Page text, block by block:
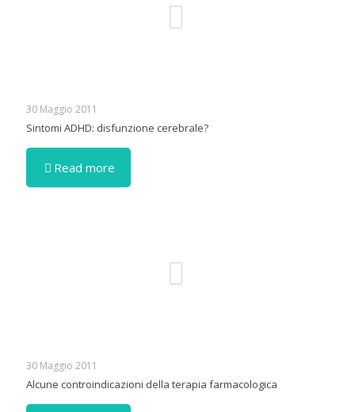
30 Maggio 2011
Sintomi ADHD: disfunzione cerebrale?
Read more
30 Maggio 2011
Alcune controindicazioni della terapia farmacologica